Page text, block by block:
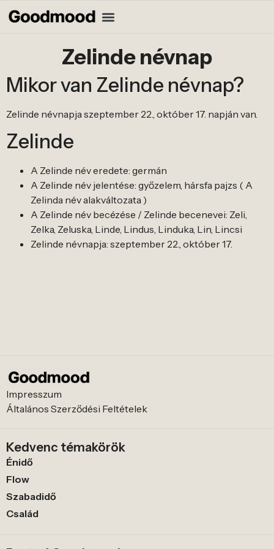
Zelinde névnap
Mikor van Zelinde névnap?
Zelinde névnapja szeptember 22., október 17. napján van.
Zelinde
A Zelinde név eredete: germán
A Zelinde név jelentése: győzelem, hársfa pajzs ( A
Zelinda név alakváltozata )
A Zelinde név becézése / Zelinde becenevei: Zeli,
Zelka, Zeluska, Linde, Lindus, Linduka, Lin, Lincsi
Zelinde névnapja: szeptember 22., október 17.
Impresszum
Általános Szerződési Feltételek
Kedvenc témakörök
Énidő
Flow
Szabadidő
Család